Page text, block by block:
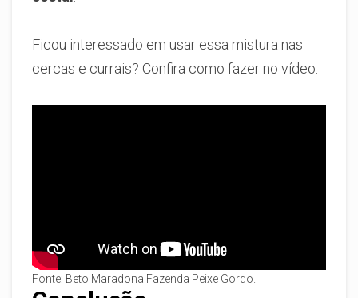
Ficou interessado em usar essa mistura nas
cercas e currais? Confira como fazer no vídeo:
Fonte: Beto Maradona Fazenda Peixe Gordo.